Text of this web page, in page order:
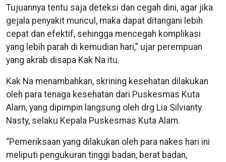
Tujuannya tentu saja deteksi dan cegah dini, agar jika
gejala penyakit muncul, maka dapat ditangani lebih
cepat dan efektif, sehingga mencegah komplikasi
yang lebih parah di kemudian hari,” ujar perempuan
yang akrab disapa Kak Na itu.
Kak Na menambahkan, skrining kesehatan dilakukan
oleh para tenaga kesehatan dari Puskesmas Kuta
Alam, yang dipimpin langsung oleh drg Lia Silvianty
Nasty, selaku Kepala Puskesmas Kuta Alam.
“Pemeriksaan yang dilakukan oleh para nakes hari ini
meliputi pengukuran tinggi badan, berat badan,